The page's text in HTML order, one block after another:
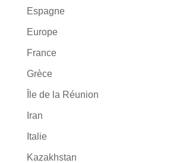
Espagne
Europe
France
Grèce
Île de la Réunion
Iran
Italie
Kazakhstan